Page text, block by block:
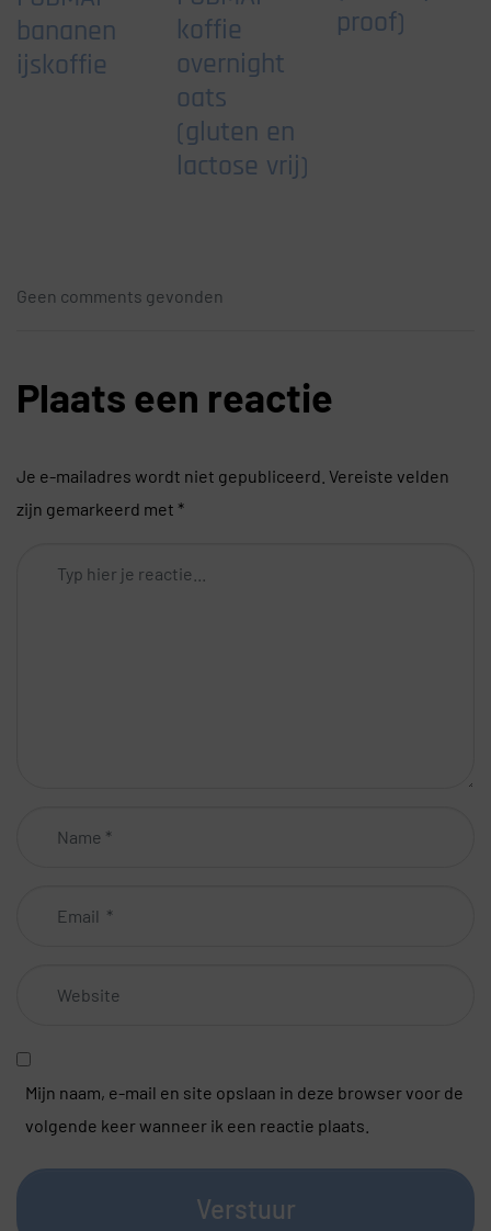
bananen
ijskoffie
koffie
overnight
oats
(gluten en
lactose vrij)
proof)
Geen comments gevonden
Plaats een reactie
Je e-mailadres wordt niet gepubliceerd. Vereiste velden
zijn gemarkeerd met *
Mijn naam, e-mail en site opslaan in deze browser voor de
volgende keer wanneer ik een reactie plaats.
Verstuur